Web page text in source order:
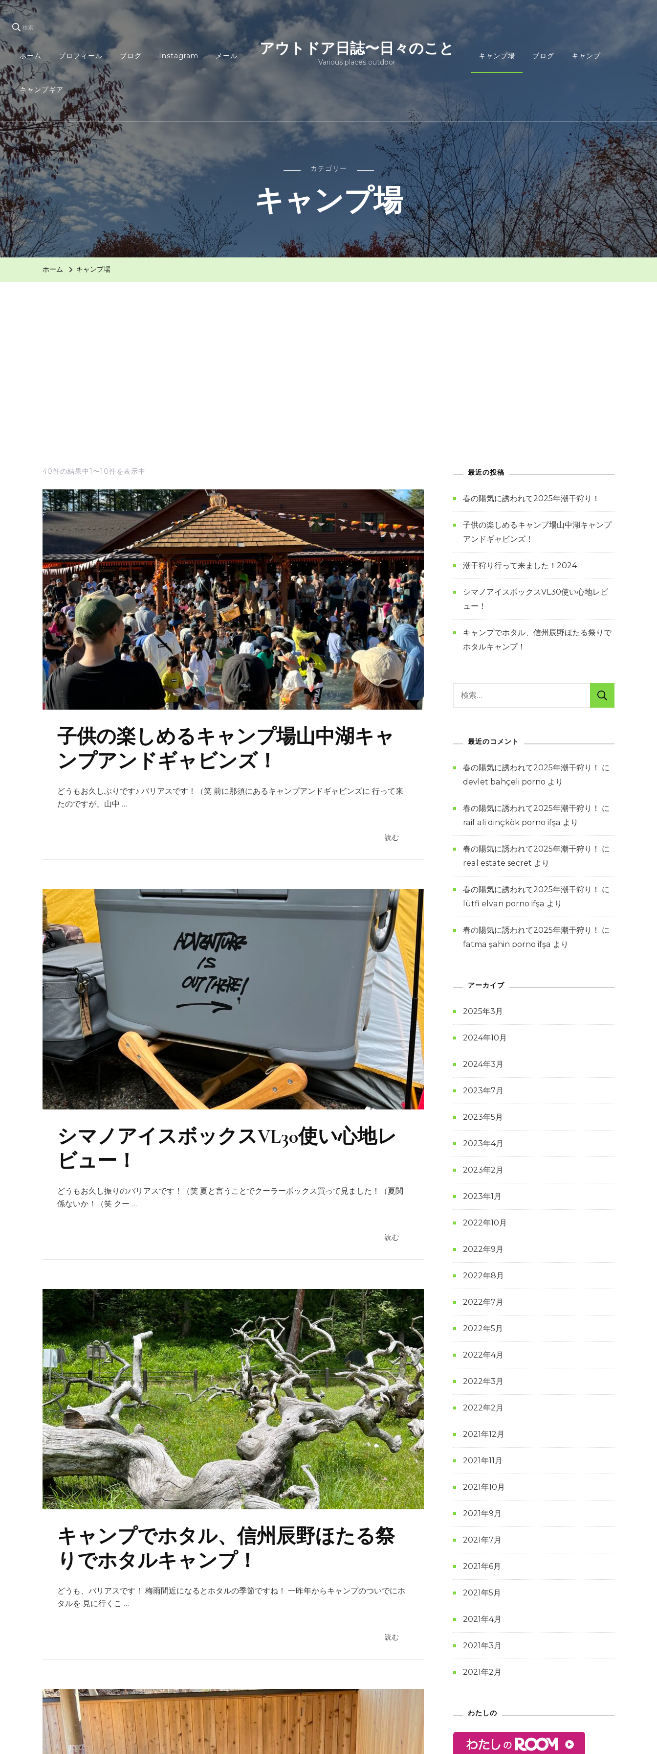
検索
ホーム プロフィール ブログ Instagram メール アウトドア日誌〜日々のこと
Various places outdoor
キャンプ場 ブログ キャンプ
キャンプギア
カテゴリー
キャンプ場
ホーム キャンプ場
40件の結果中1〜10件を表示中
子供の楽しめるキャンプ場山中湖キャ
ンプアンドギャビンズ！
どうもお久しぶりです♪ バリアスです！（笑 前に那須にあるキャンプアンドギャビンズに 行って来
たのですが、山中 …
読む
シマノアイスボックスVL30使い心地レ
ビュー！
どうもお久し振りのバリアスです！（笑 夏と言うことでクーラーボックス買って見ました！（夏関
係ないか！（笑 クー …
読む
キャンプでホタル、信州辰野ほたる祭
りでホタルキャンプ！
どうも、バリアスです！ 梅雨間近になるとホタルの季節ですね！ 一昨年からキャンプのついでにホ
タルを 見に行くこ …
読む
最近の投稿
春の陽気に誘われて2025年潮干狩り！
子供の楽しめるキャンプ場山中湖キャンプ
アンドギャビンズ！
潮干狩り行って来ました！2024
シマノアイスボックスVL30使い心地レビ
ュー！
キャンプでホタル、信州辰野ほたる祭りで
ホタルキャンプ！
最近のコメント
春の陽気に誘われて2025年潮干狩り！
に
devlet bahçeli porno より
春の陽気に誘われて2025年潮干狩り！
に
raif ali dinçkök porno ifşa より
春の陽気に誘われて2025年潮干狩り！
に
real estate secret より
春の陽気に誘われて2025年潮干狩り！
に
lütfi elvan porno ifşa より
春の陽気に誘われて2025年潮干狩り！
に
fatma şahin porno ifşa より
アーカイブ
2025年3月
2024年10月
2024年3月
2023年7月
2023年5月
2023年4月
2023年2月
2023年1月
2022年10月
2022年9月
2022年8月
2022年7月
2022年5月
2022年4月
2022年3月
2022年2月
2021年12月
2021年11月
2021年10月
2021年9月
2021年7月
2021年6月
2021年5月
2021年4月
2021年3月
2021年2月
わたしの